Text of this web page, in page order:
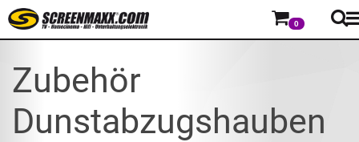
0
Zubehör
Dunstabzugshauben